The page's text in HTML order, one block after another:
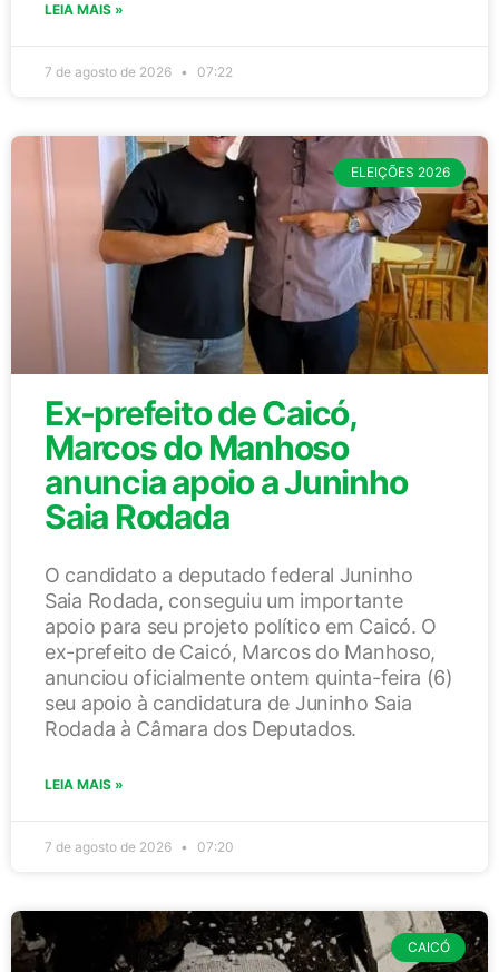
LEIA MAIS »
7 de agosto de 2026 07:22
ELEIÇÕES 2026
Ex-prefeito de Caicó,
Marcos do Manhoso
anuncia apoio a Juninho
Saia Rodada
O candidato a deputado federal Juninho
Saia Rodada, conseguiu um importante
apoio para seu projeto político em Caicó. O
ex-prefeito de Caicó, Marcos do Manhoso,
anunciou oficialmente ontem quinta-feira (6)
seu apoio à candidatura de Juninho Saia
Rodada à Câmara dos Deputados.
LEIA MAIS »
7 de agosto de 2026 07:20
CAICÓ